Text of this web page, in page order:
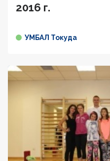
2016 г.
УМБАЛ Токуда